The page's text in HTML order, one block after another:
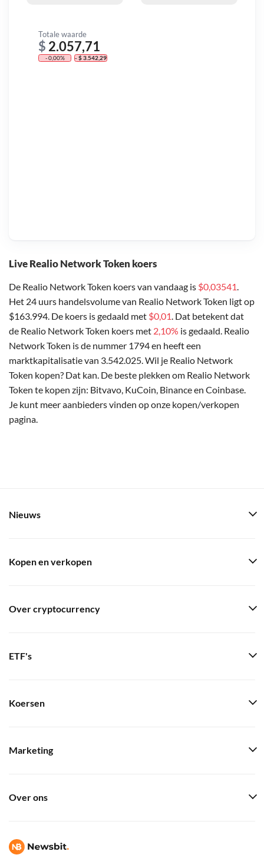
Live Realio Network Token koers
De Realio Network Token koers van vandaag is $0,03541.
Het 24 uurs handelsvolume van Realio Network Token ligt op
$163.994. De koers is gedaald met $0,01. Dat betekent dat
de Realio Network Token koers met 2,10% is gedaald. Realio
Network Token is de nummer 1794 en heeft een
marktkapitalisatie van 3.542.025. Wil je Realio Network
Token kopen? Dat kan. De beste plekken om Realio Network
Token te kopen zijn: Bitvavo, KuCoin, Binance en Coinbase.
Je kunt meer aanbieders vinden op onze kopen/verkopen
pagina.
Totale waarde
$ 2.057,71
- 0,00% - $ 3.542,29
Nieuws
Kopen en verkopen
Over cryptocurrency
ETF's
Koersen
Marketing
Over ons